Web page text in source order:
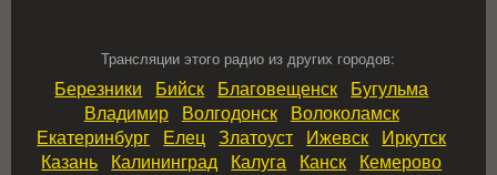
Трансляции этого радио из других городов:
Березники Бийск Благовещенск Бугульма
Владимир Волгодонск Волоколамск
Екатеринбург Елец Златоуст Ижевск Иркутск
Казань Калининград Калуга Канск Кемерово